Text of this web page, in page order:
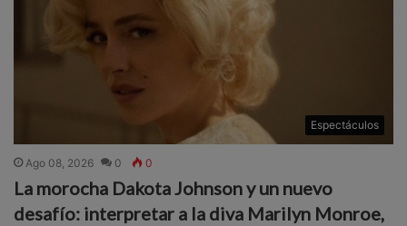
Espectáculos
Ago 08, 2026 0 0
La morocha Dakota Johnson y un nuevo
desafío: interpretar a la diva Marilyn Monroe,